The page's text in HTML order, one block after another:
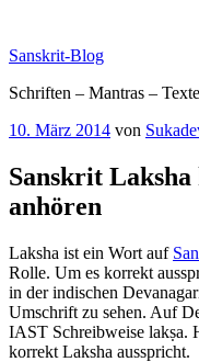
springen
Sanskrit-Blog
Schriften – Mantras – Texte
Veröffentlicht
10. März 2014 von
Sanskrit
anhören
Laksha ist ein Wort auf
Rolle. Um es korrekt
in der indischen
Umschrift zu sehen. Auf
IAST Schreibweise lakṣa.
korrekt Laksha ausspricht.